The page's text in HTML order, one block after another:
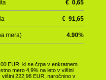
€0,65
€91,65
mera) 4.90%
EUR, ki se črpa v enkratnem
mero 4,9% na leto v višini
222,98 EUR, naročnino v